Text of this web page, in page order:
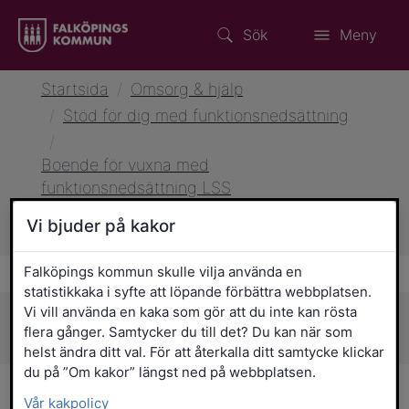
Sök Meny
Startsida
Omsorg & hjälp
Stöd för dig med funktionsnedsättning
Boende för vuxna med
funktionsnedsättning LSS
LSS-boenden i Falköping – information
och kontaktuppgifter
Sidans innehåll
LSS-boenden i Falköping –
Vi bjuder på kakor
Falköpings kommun skulle vilja använda en
statistikkaka i syfte att löpande förbättra webbplatsen.
Vi vill använda en kaka som gör att du inte kan rösta
flera gånger. Samtycker du till det? Du kan när som
helst ändra ditt val. För att återkalla ditt samtycke klickar
du på ”Om kakor” längst ned på webbplatsen.
Vår kakpolicy